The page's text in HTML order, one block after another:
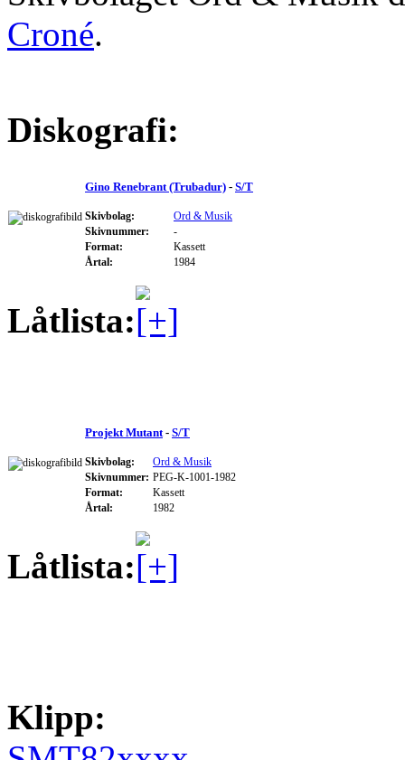
Croné.
Diskografi:
Gino Renebrant (Trubadur) - S/T
Skivbolag:
Ord & Musik
Skivnummer:
-
Format:
Kassett
Årtal:
1984
Låtlista:
Projekt Mutant - S/T
Skivbolag:
Ord & Musik
Skivnummer: PEG-K-1001-1982
Format:
Kassett
Årtal:
1982
Låtlista:
Klipp: